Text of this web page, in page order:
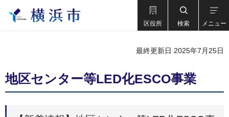
区役所 検索 メニュー
最終更新日 2025年7月25日
地区センター等LED化ESCO事業